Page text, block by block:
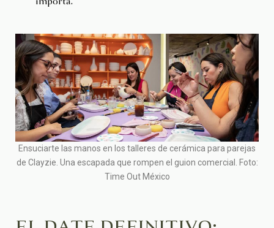
Ensuciarte las manos en los talleres de cerámica para parejas
de Clayzie. Una escapada que rompen el guion comercial. Foto:
Time Out México